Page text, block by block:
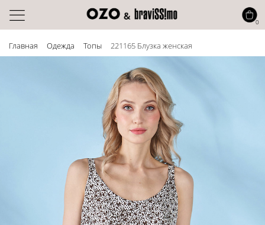
Главная Одежда Топы 221165 Блузка женская
0